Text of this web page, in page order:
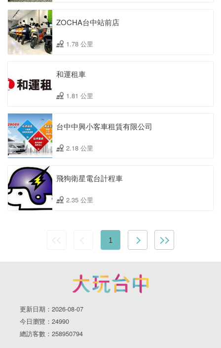
ZOCHA台中站前店
1.78 公里
和運租車
1.81 公里
台中中興小客車租賃有限公司
2.18 公里
飛狗衛星電台計程車
2.35 公里
1
更新日期：2026-08-07
今日瀏覽：24990
總訪客數：258950794